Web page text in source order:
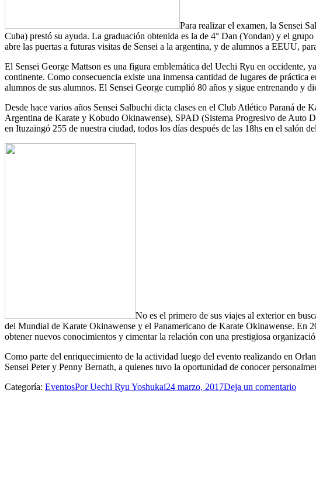
Para realizar el examen, la Sensei
Cuba) prestó su ayuda. La graduación obtenida es la de 4° Dan (Yondan) y el
abre las puertas a futuras visitas de Sensei a la argentina, y de alumnos a EEUU,
El Sensei George Mattson es una figura emblemática del Uechi Ryu en occidente,
continente. Como consecuencia existe una inmensa cantidad de lugares de
alumnos de sus alumnos. El Sensei George cumplió 80 años y sigue entrenando y
Desde hace varios años Sensei Salbuchi dicta clases en el Club Atlético Paraná
Argentina de Karate y Kobudo Okinawense), SPAD (Sistema Progresivo de Auto
en Ituzaingó 255 de nuestra ciudad, todos los días después de las 18hs en el salón
No es el primero de sus viajes al exterior en
del Mundial de Karate Okinawense y el Panamericano de Karate Okinawense. En
obtener nuevos conocimientos y cimentar la relación con una prestigiosa
Como parte del enriquecimiento de la actividad luego del evento realizando en
Sensei Peter y Penny Bernath, a quienes tuvo la oportunidad de conocer
Categoría: EventosPorUechi Ryu Yoshukai24 marzo, 2017Deja un comentario